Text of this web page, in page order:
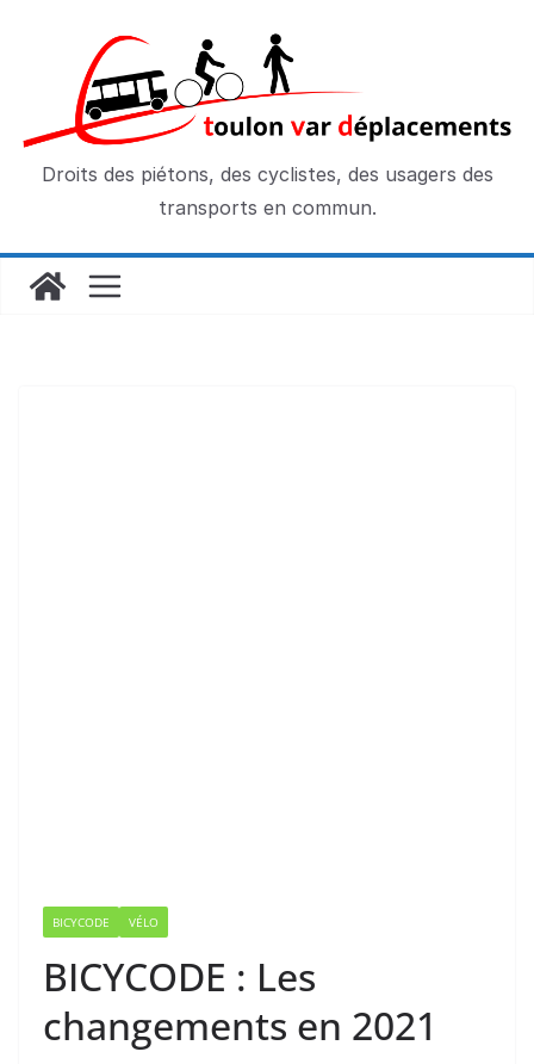
Droits des piétons, des cyclistes, des usagers des
transports en commun.
BICYCODE VÉLO
BICYCODE : Les
changements en 2021